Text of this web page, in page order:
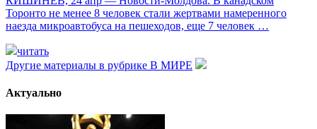
Торонто не менее 8 человек стали жертвами намеренного
наезда микроавтобуса на пешеходов, еще 7 человек …
читать
Другие материалы в рубрике В МИРЕ
Актуально